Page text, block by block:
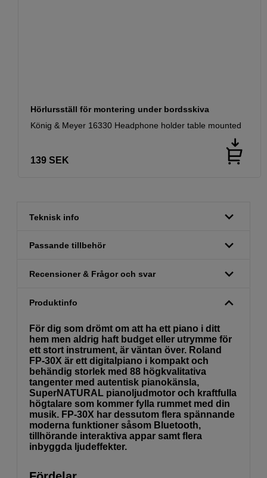
Hörlursställ för montering under bordsskiva
König & Meyer 16330 Headphone holder table mounted
139 SEK
Teknisk info
Passande tillbehör
Recensioner & Frågor och svar
Produktinfo
För dig som drömt om att ha ett piano i ditt
hem men aldrig haft budget eller utrymme för
ett stort instrument, är väntan över. Roland
FP-30X är ett digitalpiano i kompakt och
behändig storlek med 88 högkvalitativa
tangenter med autentisk pianokänsla,
SuperNATURAL pianoljudmotor och kraftfulla
högtalare som kommer fylla rummet med din
musik. FP-30X har dessutom flera spännande
moderna funktioner såsom Bluetooth,
tillhörande interaktiva appar samt flera
inbyggda ljudeffekter.